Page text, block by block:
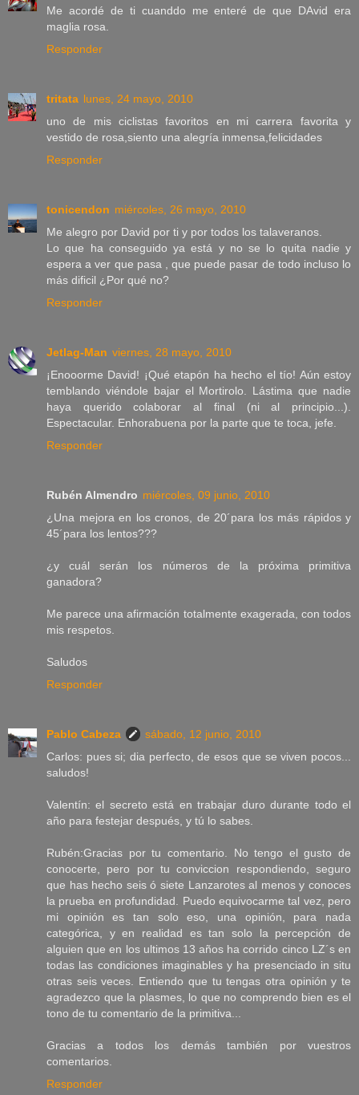
Me acordé de ti cuanddo me enteré de que DAvid era
maglia rosa.
Responder
tritata lunes, 24 mayo, 2010
uno de mis ciclistas favoritos en mi carrera favorita y
vestido de rosa,siento una alegría inmensa,felicidades
Responder
tonicendon miércoles, 26 mayo, 2010
Me alegro por David por ti y por todos los talaveranos.
Lo que ha conseguido ya está y no se lo quita nadie y
espera a ver que pasa , que puede pasar de todo incluso lo
más dificil ¿Por qué no?
Responder
Jetlag-Man viernes, 28 mayo, 2010
¡Enooorme David! ¡Qué etapón ha hecho el tío! Aún estoy
temblando viéndole bajar el Mortirolo. Lástima que nadie
haya querido colaborar al final (ni al principio...).
Espectacular. Enhorabuena por la parte que te toca, jefe.
Responder
Rubén Almendro miércoles, 09 junio, 2010
¿Una mejora en los cronos, de 20´para los más rápidos y
45´para los lentos???
¿y cuál serán los números de la próxima primitiva
ganadora?
Me parece una afirmación totalmente exagerada, con todos
mis respetos.
Saludos
Responder
Pablo Cabeza
sábado, 12 junio, 2010
Carlos: pues si; dia perfecto, de esos que se viven pocos...
saludos!
Valentín: el secreto está en trabajar duro durante todo el
año para festejar después, y tú lo sabes.
Rubén:Gracias por tu comentario. No tengo el gusto de
conocerte, pero por tu conviccion respondiendo, seguro
que has hecho seis ó siete Lanzarotes al menos y conoces
la prueba en profundidad. Puedo equivocarme tal vez, pero
mi opinión es tan solo eso, una opinión, para nada
categórica, y en realidad es tan solo la percepción de
alguien que en los ultimos 13 años ha corrido cinco LZ´s en
todas las condiciones imaginables y ha presenciado in situ
otras seis veces. Entiendo que tu tengas otra opinión y te
agradezco que la plasmes, lo que no comprendo bien es el
tono de tu comentario de la primitiva...
Gracias a todos los demás también por vuestros
comentarios.
Responder